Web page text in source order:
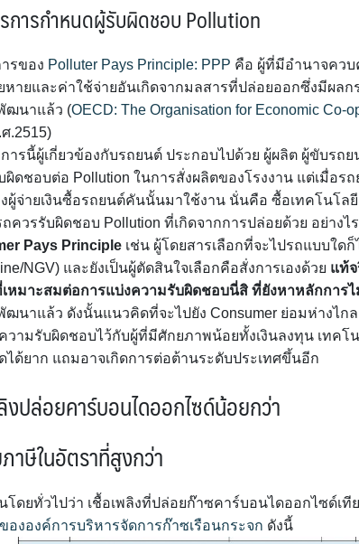
การกำหนดผู้รับผิดชอบ Pollution
รของ Polluter Pays Principle: PPP คือ ผู้ที่มีอำนาจควบ
หายและค่าใช้จ่ายอันเกิดจากมลสารที่ปล่อยออกซึ่งมีผล
ฒนาแล้ว (OECD: The Organisation for Economic Co-
.2515)
ารนี้ผู้เกี่ยวข้องกับรถยนต์ ประกอบไปด้วย ผู้ผลิต ผู้ขับรถ
ผิดชอบต่อ Pollution ในการสั่งผลิตของโรงงาน แต่เมื่อ
ผู้จ่ายเงินซื้อรถยนต์คันนั้นมาใช้งาน นั่นคือ ซื้อเทคโนโลยี
ถควรรับผิดชอบ Pollution ที่เกิดจากการปล่อยด้วย อย่าง
Pays Principle เช่น ผู้โดยสารเลือกที่จะไปรถแบบใด
NGV) และยังเป็นผู้ตัดสินใจเลือกคือสั่งการเองด้วย แท้
หมาะสมต่อการแบ่งความรับผิดชอบนี่สิ ที่ยังหาหลักการไ
ฒนาแล้ว ดังนั้นแนวคิดที่จะไปยัง Consumer ย่อมห่างไก
วามรับผิดชอบไว้กับผู้ที่มีศักยภาพน้อยทั้งเงินลงทุน เทคโ
ได้ยาก แถมอาจเกิดการต่อต้านระดับประเทศขึ้นอีก
งปล่อยคาร์บอนไดออกไซด์น้อยกว่า
าษีในอัตราที่สูงกว่า
โดยทั่วไปว่า เชื้อเพลิงที่ปล่อยก๊าซคาร์บอนไดออกไซด์เที
ององค์การบริหารจัดการก๊าซเรือนกระจก ดังนี้